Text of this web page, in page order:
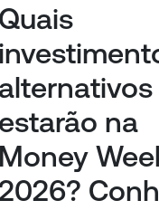
Quais
alternativos
estarão na
Money